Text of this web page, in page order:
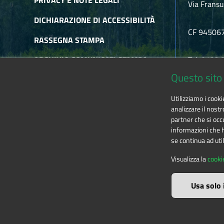
DICHIARAZIONE DI ACCESSIBILITÀ
RASSEGNA STAMPA
ARCHIVIO COMUNICATI STAMPA
Via
CF
Tel.
Questo
Utilizziamo i
analizzare il
partner che si
informazioni che
se continua ad
Visualizza la
Usa solo